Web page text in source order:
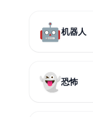
🤖机器人
👻恐怖